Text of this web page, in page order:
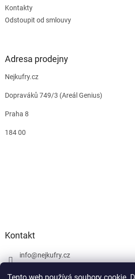
Kontakty
Odstoupit od smlouvy
Adresa prodejny
Nejkufry.cz
Dopraváků 749/3 (Areál Genius)
Praha 8
184 00
Kontakt
info@nejkufry.cz